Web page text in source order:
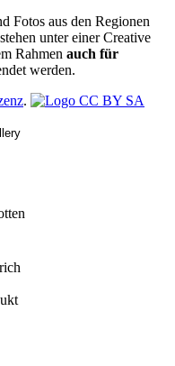
Fotos aus den Regionen
unter einer Creative
Rahmen auch für
werden.
.